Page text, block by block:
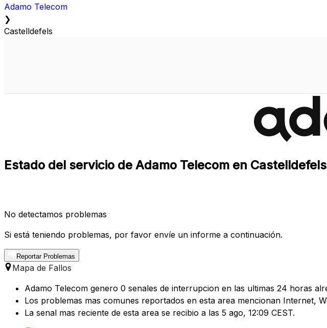
Adamo Telecom
❯
Castelldefels
Estado del servicio de Adamo Telecom en
No detectamos problemas
Si está teniendo problemas, por favor envíe un informe a continuación.
Reportar Problemas
Mapa de Fallos
Adamo Telecom genero 0 senales de interrupcion en las ultimas 24 horas
Los problemas mas comunes reportados en esta area mencionan Internet,
La senal mas reciente de esta area se recibio a las 5 ago, 12:09 CEST.